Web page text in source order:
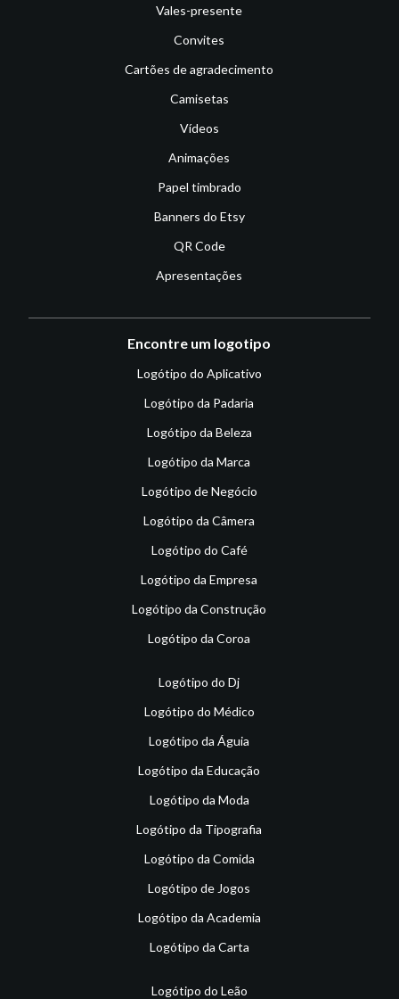
Vales-presente
Convites
Cartões de agradecimento
Camisetas
Vídeos
Animações
Papel timbrado
Banners do Etsy
QR Code
Apresentações
Encontre um logotipo
Logótipo do Aplicativo
Logótipo da Padaria
Logótipo da Beleza
Logótipo da Marca
Logótipo de Negócio
Logótipo da Câmera
Logótipo do Café
Logótipo da Empresa
Logótipo da Construção
Logótipo da Coroa
Logótipo do Dj
Logótipo do Médico
Logótipo da Águia
Logótipo da Educação
Logótipo da Moda
Logótipo da Tipografia
Logótipo da Comida
Logótipo de Jogos
Logótipo da Academia
Logótipo da Carta
Logótipo do Leão